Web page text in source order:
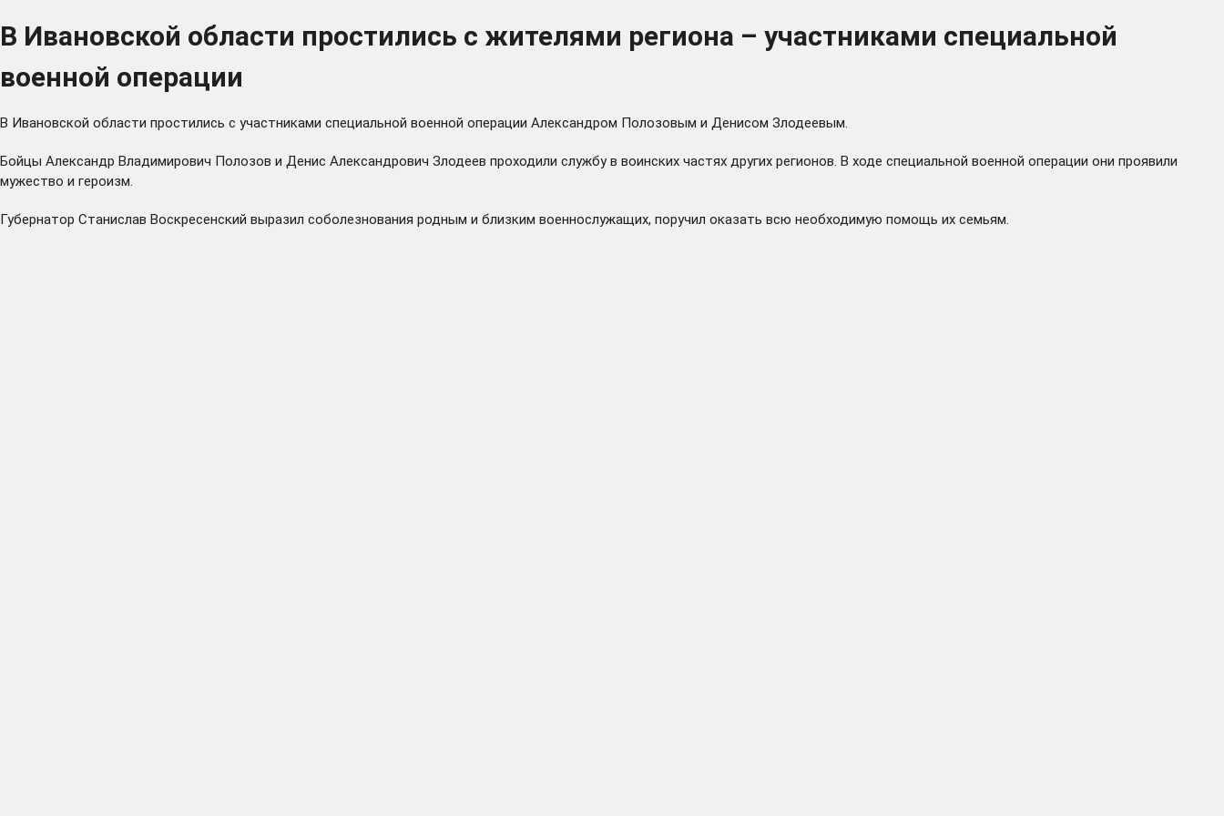
В Ивановской области простились с жителями региона – участниками специальной
военной операции
В Ивановской области простились с участниками специальной военной операции Александром Полозовым и Денисом Злодеевым.
Бойцы Александр Владимирович Полозов и Денис Александрович Злодеев проходили службу в воинских частях других регионов. В ходе специальной военной операции они проявили
мужество и героизм.
Губернатор Станислав Воскресенский выразил соболезнования родным и близким военнослужащих, поручил оказать всю необходимую помощь их семьям.